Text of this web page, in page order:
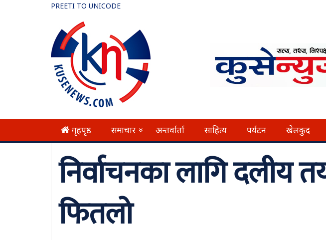
PREETI TO UNICODE
गृहपृष्ठ समाचार » अन्तर्वार्ता साहित्य पर्यटन खेलकुद
निर्वाचनका लागि दलीय
फितलो